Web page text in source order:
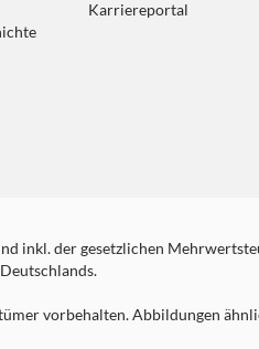
Karriereportal
inkl. der gesetzlichen
vorbehalten. Abbildungen